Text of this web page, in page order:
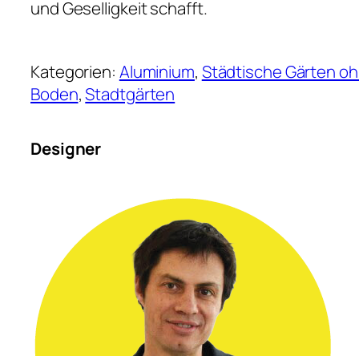
und Geselligkeit schafft.
Kategorien: Aluminium, Städtische Gärten
Boden, Stadtgärten
Designer